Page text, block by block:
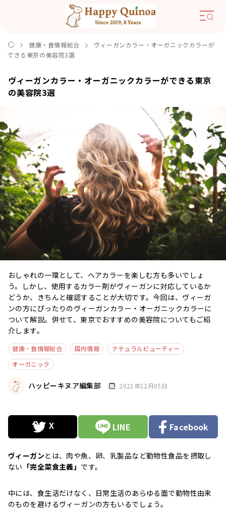
健康・食情報総合
ヴィーガンカラー・オーガニックカラーが
できる東京の美容院3選
ヴィーガンカラー・オーガニックカラーができる東京
の美容院3選
おしゃれの一環として、ヘアカラーを楽しむ方も多いでしょ
う。しかし、使用するカラー剤がヴィーガンに対応しているか
どうか、きちんと確認することが大切です。今回は、ヴィーガ
ンの方にぴったりのヴィーガンカラー・オーガニックカラーに
ついて解説。併せて、東京でおすすめの美容院についてもご紹
介します。
健康・食情報総合 国内情報
ナチュラルビューティー
オーガニック
ハッピーキヌア編集部 2021年12月05日
LINE Facebook
ヴィーガンとは、肉や魚、卵、乳製品など動物性食品を摂取し
ない 「完全菜食主義」 です。
中には、食生活だけなく、日常生活のあらゆる面で動物性由来
のものを避けるヴィーガンの方もいるでしょう。